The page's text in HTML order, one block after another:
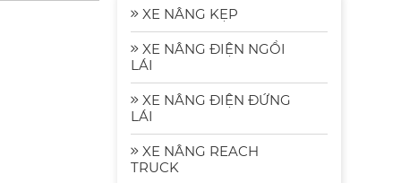
XE NÂNG KẸP
XE NÂNG ĐIỆN NGỒI
LÁI
XE NÂNG ĐIỆN ĐỨNG
LÁI
XE NÂNG REACH
TRUCK
2.5 Tấn
Komat'su FE25-2
| Xe Nâng Nhập
Liên hệ